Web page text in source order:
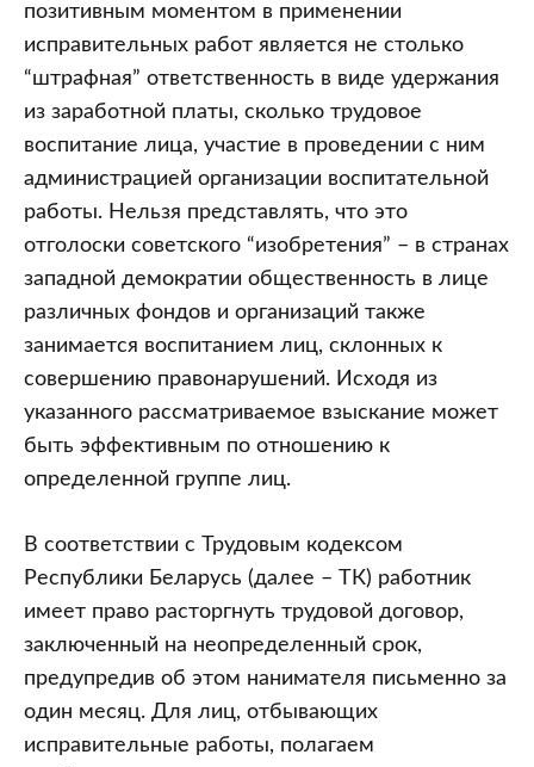
позитивным моментом в применении
исправительных работ является не столько
“штрафная” ответственность в виде удержания
из заработной платы, сколько трудовое
воспитание лица, участие в проведении с ним
администрацией организации воспитательной
работы. Нельзя представлять, что это
отголоски советского “изобретения” – в странах
западной демократии общественность в лице
различных фондов и организаций также
занимается воспитанием лиц, склонных к
совершению правонарушений. Исходя из
указанного рассматриваемое взыскание может
быть эффективным по отношению к
определенной группе лиц.
В соответствии с Трудовым кодексом
Республики Беларусь (далее – ТК) работник
имеет право расторгнуть трудовой договор,
заключенный на неопределенный срок,
предупредив об этом нанимателя письменно за
один месяц. Для лиц, отбывающих
исправительные работы, полагаем